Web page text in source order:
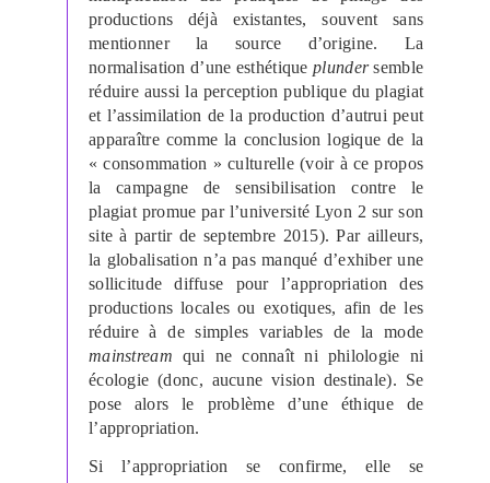
productions déjà existantes, souvent sans
mentionner la source d’origine. La
normalisation d’une esthétiqueplundersemble
réduire aussi la perception publique du plagiat
et l’assimilation de la production d’autrui peut
apparaître comme la conclusion logique de la
« consommation » culturelle (voir à ce propos
la campagne de sensibilisation contre le
plagiat promue par l’université Lyon 2 sur son
site à partir de septembre 2015). Par ailleurs,
la globalisation n’a pas manqué d’exhiber une
sollicitude diffuse pour l’appropriation des
productions locales ou exotiques, afin de les
réduire à de simples variables de la mode
mainstream qui ne connaît ni philologie ni
écologie (donc, aucune vision destinale). Se
pose alors le problème d’une éthique de
l’appropriation.
Si l’appropriation se confirme, elle se